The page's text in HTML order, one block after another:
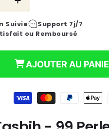
Augmenter
la
quantité
de
99
Perles
Suivie
Support 7j/7
ou Remboursé
AJOUTER AU